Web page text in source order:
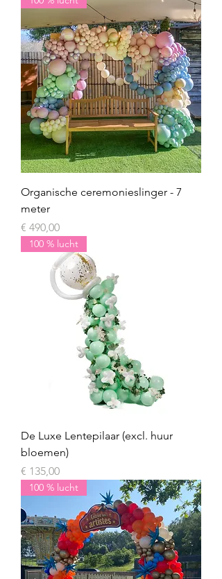
Organische ceremonieslinger - 7
meter
Prijs
€ 490,00
100 % lucht
De Luxe Lentepilaar (excl. huur
bloemen)
Prijs
€ 135,00
100 % lucht